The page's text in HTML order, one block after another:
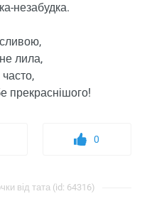
незабудка.
лила,
прекраснішого!
0
від тата (id: 64316)